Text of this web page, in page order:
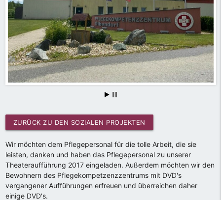
ZURÜCK ZU DEN SOZIALEN PROJEKTEN
Wir möchten dem Pflegepersonal für die tolle Arbeit, die sie
leisten, danken und haben das Pflegepersonal zu unserer
Theateraufführung 2017 eingeladen. Außerdem möchten wir den
Bewohnern des Pflegekompetzenzzentrums mit DVD's
vergangener Aufführungen erfreuen und überreichen daher
einige DVD's.